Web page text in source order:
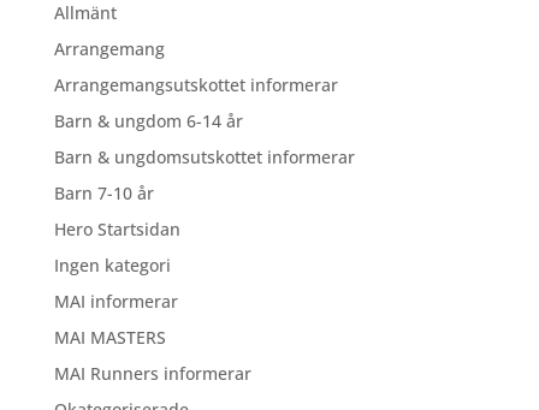
Allmänt
Arrangemang
Arrangemangsutskottet informerar
Barn & ungdom 6-14 år
Barn & ungdomsutskottet informerar
Barn 7-10 år
Hero Startsidan
Ingen kategori
MAI informerar
MAI MASTERS
MAI Runners informerar